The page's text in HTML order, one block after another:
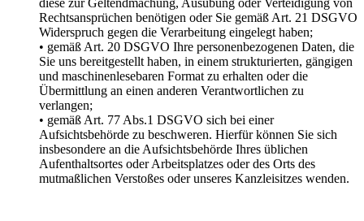
Rechtsansprüchen benötigen oder Sie gemäß Art. 21 DSGVO
Widerspruch gegen die Verarbeitung eingelegt haben;
• gemäß Art. 20 DSGVO Ihre personenbezogenen Daten, die
Sie uns bereitgestellt haben, in einem strukturierten, gängigen
und maschinenlesebaren Format zu erhalten oder die
Übermittlung an einen anderen Verantwortlichen zu
verlangen;
• gemäß Art. 77 Abs.1 DSGVO sich bei einer
Aufsichtsbehörde zu beschweren. Hierfür können Sie sich
insbesondere an die Aufsichtsbehörde Ihres üblichen
Aufenthaltsortes oder Arbeitsplatzes oder des Orts des
mutmaßlichen Verstoßes oder unseres Kanzleisitzes wenden.